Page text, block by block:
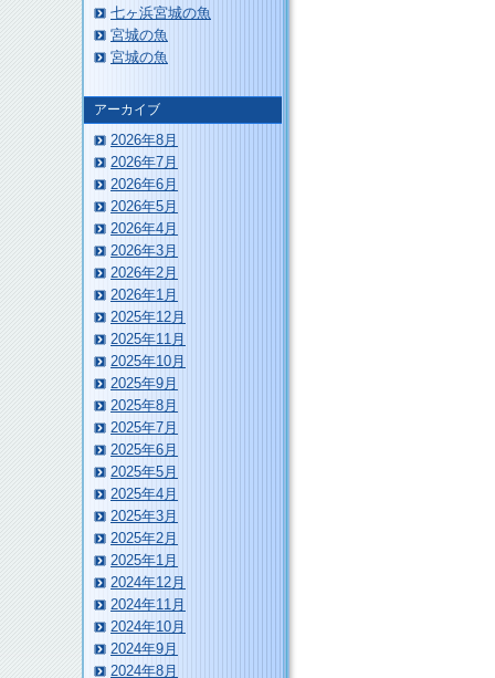
七ヶ浜宮城の魚
宮城の魚
宮城の魚
アーカイブ
2026年8月
2026年7月
2026年6月
2026年5月
2026年4月
2026年3月
2026年2月
2026年1月
2025年12月
2025年11月
2025年10月
2025年9月
2025年8月
2025年7月
2025年6月
2025年5月
2025年4月
2025年3月
2025年2月
2025年1月
2024年12月
2024年11月
2024年10月
2024年9月
2024年8月